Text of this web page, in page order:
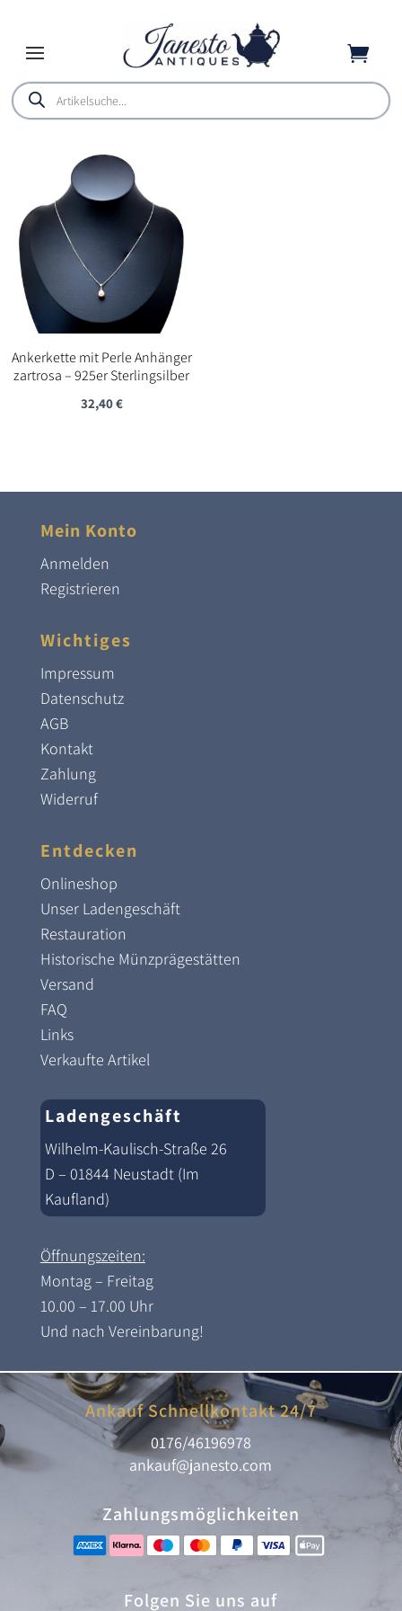

Products
search
Ankerkette mit Perle Anhänger
zartrosa – 925er Sterlingsilber
32,40€
Mein Konto
Anmelden
Registrieren
Wichtiges
Impressum
Datenschutz
AGB
Kontakt
Zahlung
Widerruf
Entdecken
Onlineshop
Unser Ladengeschäft
Restauration
Historische Münzprägestätten
Versand
FAQ
Links
Verkaufte Artikel
Ladengeschäft
Wilhelm-Kaulisch-Straße 26
D – 01844 Neustadt (Im
Kaufland)
Öffnungszeiten:
Montag – Freitag
10.00 – 17.00 Uhr
Und nach Vereinbarung!
Ankauf Schnellkontakt 24/7
0176/46196978
ankauf@janesto.com
Zahlungsmöglichkeiten
Folgen Sie uns auf